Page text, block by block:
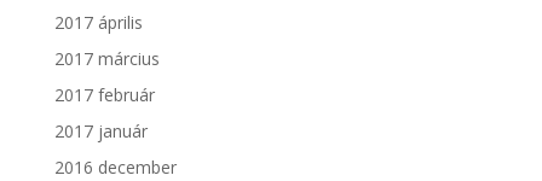
2017 április
2017 március
2017 február
2017 január
2016 december